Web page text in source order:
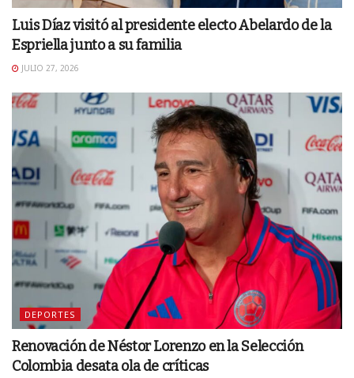
Luis Díaz visitó al presidente electo Abelardo de la
Espriella junto a su familia
JULIO 27, 2026
DEPORTES
Renovación de Néstor Lorenzo en la Selección
Colombia desata ola de críticas